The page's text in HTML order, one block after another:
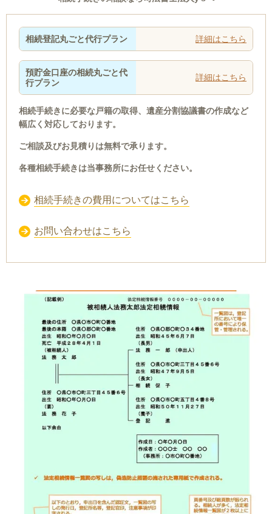
相続登記丸ごと代行プラン 詳細はこちら
預貯金口座の相続丸ごと代
行プラン
詳細はこちら
相続手続きに必要な戸籍の取得、遺産分割協議書の作成など
幅広く対応しております。
ご相談及びお見積りは無料で承ります。
各種相続手続きは当事務所にお任せください。
相続手続きの費用についてはこちら
お問い合わせはこちら